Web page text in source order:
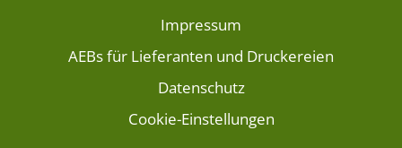
Impressum
AEBs für Lieferanten und Druckereien
Datenschutz
Cookie-Einstellungen